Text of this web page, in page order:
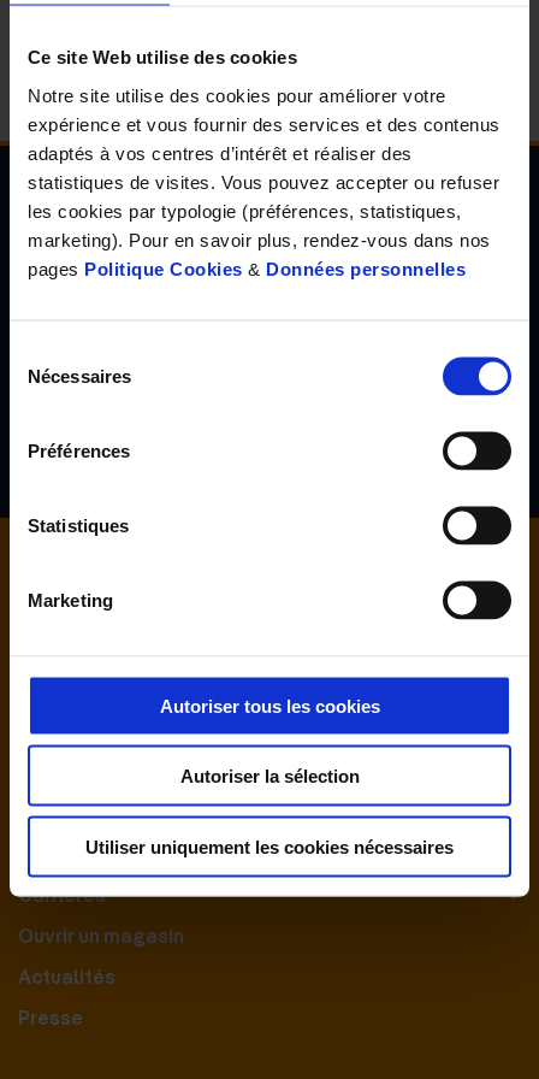
Ce site Web utilise des cookies
Notre site utilise des cookies pour améliorer votre
expérience et vous fournir des services et des contenus
adaptés à vos centres d’intérêt et réaliser des
statistiques de visites. Vous pouvez accepter ou refuser
les cookies par typologie (préférences, statistiques,
marketing). Pour en savoir plus, rendez-vous dans nos
pages Politique Cookies & Données personnelles
Nécessaires
Préférences
Statistiques
Marketing
Autoriser tous les cookies
Autoriser la sélection
Utiliser uniquement les cookies nécessaires
Nous contacter
Le Groupement
Nos engagements
Carrières
Ouvrir un magasin
Actualités
Presse
Newsletter de l'Observatoire de la santé Visuelle
et Auditive